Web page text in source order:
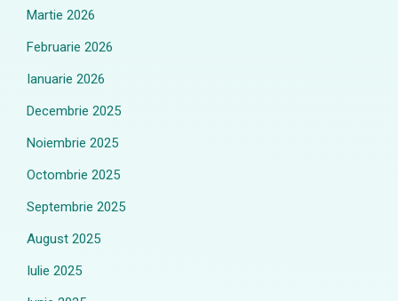
Martie 2026
Februarie 2026
Ianuarie 2026
Decembrie 2025
Noiembrie 2025
Octombrie 2025
Septembrie 2025
August 2025
Iulie 2025